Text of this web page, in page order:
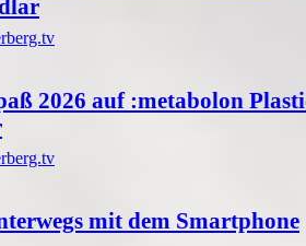
2026 auf :metabolon
mit dem Smartphone